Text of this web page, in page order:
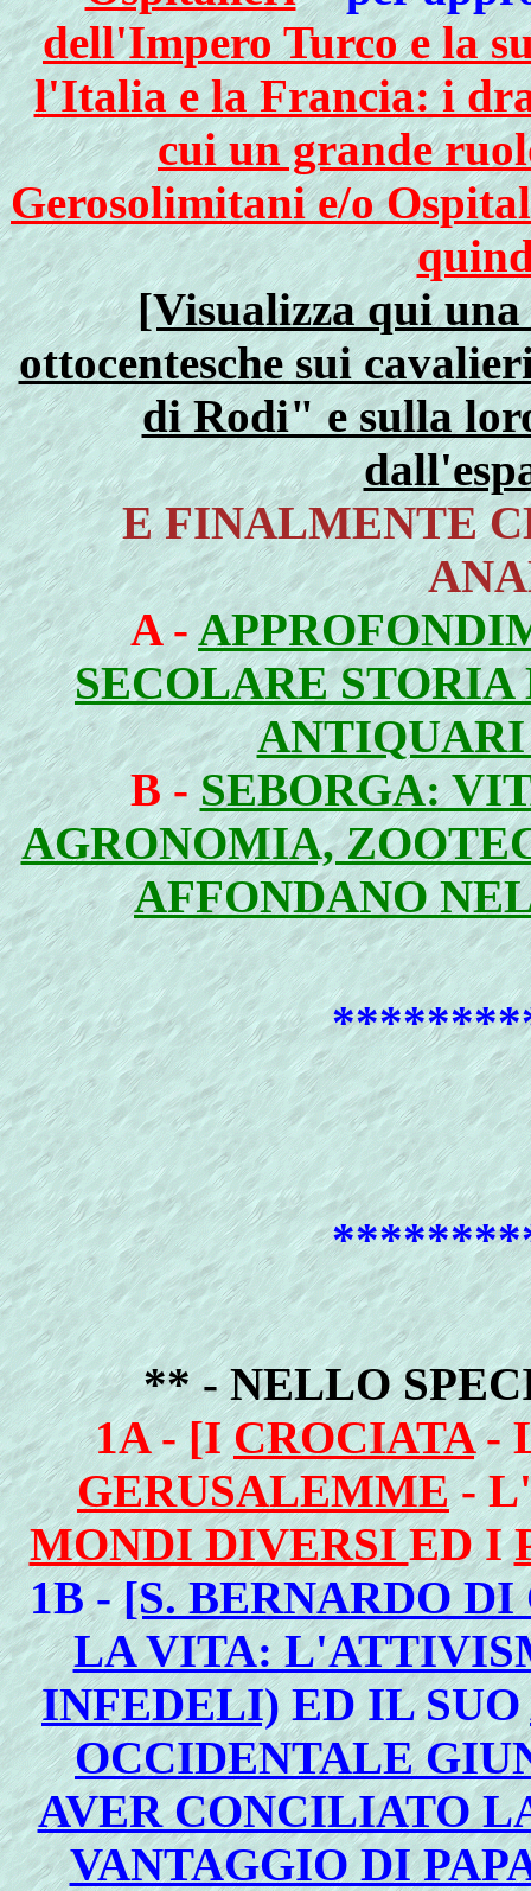
dell'Impero Turco e la
l'Italia e la Francia: i
cui un grande
Gerosolimitani e/o
[Visualizza qui una
ottocentesche sui
di Rodi" e sulla
E FINALMENTE
A -
SECOLARE
B - SEBORGA:
AGRONOMIA,
AFFONDANO
** - NELLO
1A - [ICROCIATA-
GERUSALEMME-
MONDI DIVERSIED I
1B -[S. BERNARDO
LA VITA:
INFEDELI)ED IL SUO
OCCIDENTALE
AVER CONCILIATO
VANTAGGIO DI